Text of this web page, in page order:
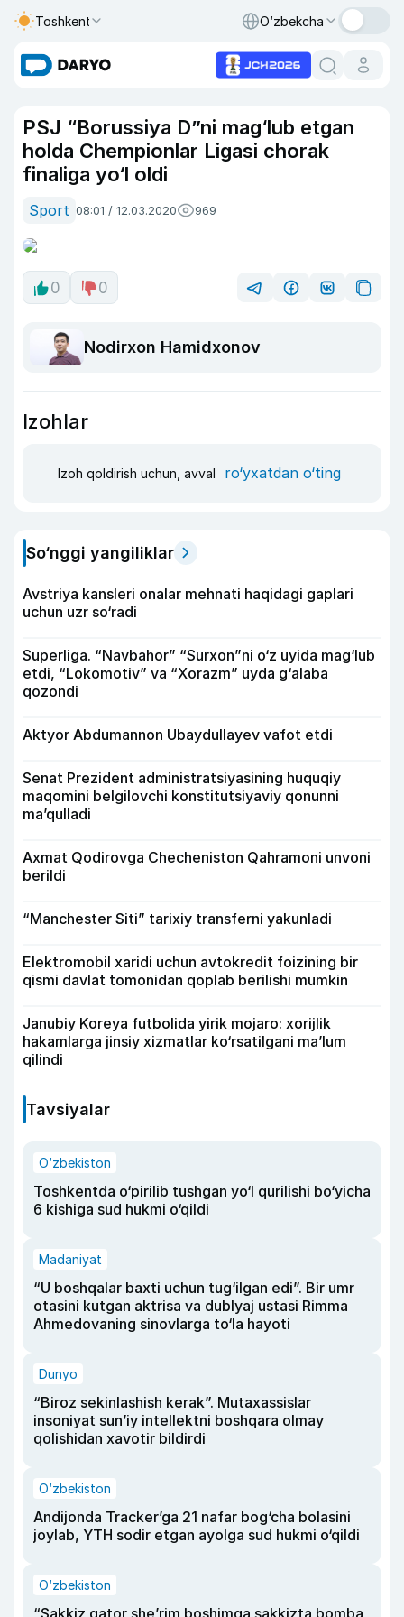
Toshkent O‘zbekcha
PSJ “Borussiya D”ni mag‘lub etgan
holda Chempionlar Ligasi chorak
finaliga yo‘l oldi
Sport 08:01 / 12.03.2020 969
0 0
Nodirxon Hamidxonov
Izohlar
Izoh qoldirish uchun, avval ro‘yxatdan o‘ting
So‘nggi yangiliklar
Avstriya kansleri onalar mehnati haqidagi gaplari
uchun uzr so‘radi
Superliga. “Navbahor” “Surxon”ni o‘z uyida mag‘lub
etdi, “Lokomotiv” va “Xorazm” uyda g‘alaba
qozondi
Aktyor Abdu­mannon Ubaydullayev vafot etdi
Senat Prezident administratsiyasining huquqiy
maqomini belgilovchi konstitutsiyaviy qonunni
ma’qulladi
Axmat Qodirovga Checheniston Qahramoni unvoni
berildi
“Manchester Siti” tarixiy transferni yakunladi
Elektromobil xaridi uchun avtokredit foizining bir
qismi davlat tomonidan qoplab berilishi mumkin
Janubiy Koreya futbolida yirik mojaro: xorijlik
hakamlarga jinsiy xizmatlar ko‘rsatilgani ma’lum
qilindi
Tavsiyalar
O‘zbekiston
Toshkentda o‘pirilib tushgan yo‘l qurilishi bo‘yicha
6 kishiga sud hukmi o‘qildi
Madaniyat
“U boshqalar baxti uchun tug‘ilgan edi”. Bir umr
otasini kutgan aktrisa va dublyaj ustasi Rimma
Ahmedovaning sinovlarga to‘la hayoti
Dunyo
“Biroz sekinlashish kerak”. Mutaxassislar
insoniyat sun’iy intellektni boshqara olmay
qolishidan xavotir bildirdi
O‘zbekiston
Andijonda Tracker’ga 21 nafar bog‘cha bolasini
joylab, YTH sodir etgan ayolga sud hukmi o‘qildi
O‘zbekiston
“Sakkiz qator she’rim boshimga sakkizta bomba